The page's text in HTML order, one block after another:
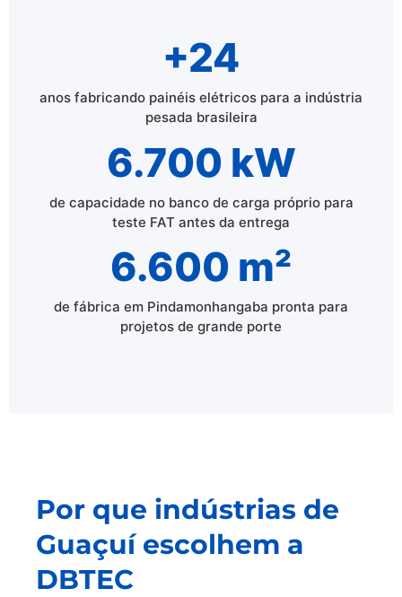
+24
anos fabricando painéis elétricos para a indústria
pesada brasileira
6.700 kW
de capacidade no banco de carga próprio para
teste FAT antes da entrega
6.600 m²
de fábrica em Pindamonhangaba pronta para
projetos de grande porte
Por que indústrias de
Guaçuí escolhem a
DBTEC